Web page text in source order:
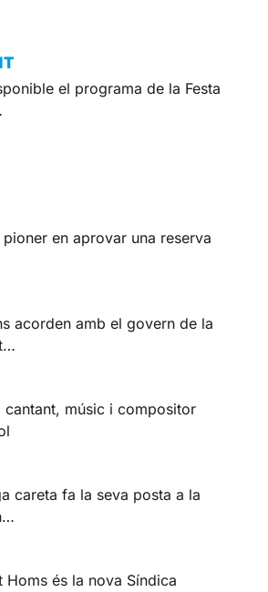
el programa de la Festa
pioner en aprovar una reserva
acorden amb el govern de la
cantant, músic i compositor
careta fa la seva posta a la
Homs és la nova Síndica